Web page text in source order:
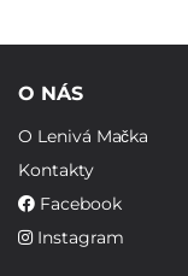
O NÁS
O Lenivá Mačka
Kontakty
Facebook
Instagram